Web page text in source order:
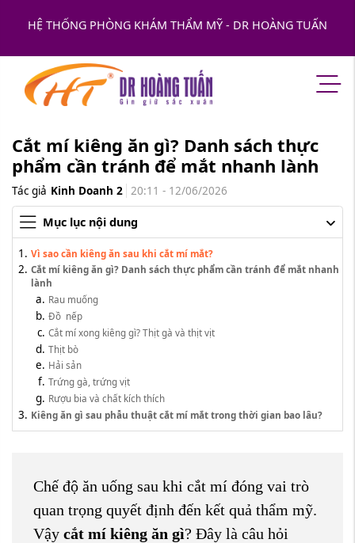
HỆ THỐNG PHÒNG KHÁM THẨM MỸ - DR HOÀNG TUẤN
Cắt mí kiêng ăn gì? Danh sách thực
phẩm cần tránh để mắt nhanh lành
Tác giả Kinh Doanh 2 20:11 - 12/06/2026
Mục lục nội dung
Vì sao cần kiêng ăn sau khi cắt mí mắt?
Cắt mí kiêng ăn gì? Danh sách thực phẩm cần tránh để mắt nhanh
lành
Rau muống
Đồ nếp
Cắt mí xong kiêng gì? Thịt gà và thịt vịt
Thịt bò
Hải sản
Trứng gà, trứng vịt
Rượu bia và chất kích thích
Kiêng ăn gì sau phẫu thuật cắt mí mắt trong thời gian bao lâu?
Chế độ ăn uống sau khi cắt mí đóng vai trò
quan trọng quyết định đến kết quả thẩm mỹ.
Vậy cắt mí kiêng ăn gì? Đây là câu hỏi